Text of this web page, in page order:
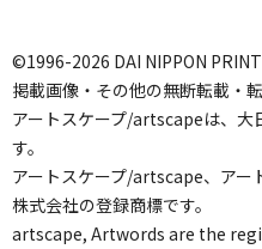
©1996-2026 DAI NIPPON
掲載画像・その他の無断転載・転
アートスケープ/artscapeは、大
す。
アートスケープ/artscape、ア
株式会社の登録商標です。
artscape, Artwords are the